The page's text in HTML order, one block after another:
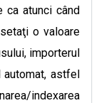
ca atunci când
o valoare
importerul
astfel
indexarea